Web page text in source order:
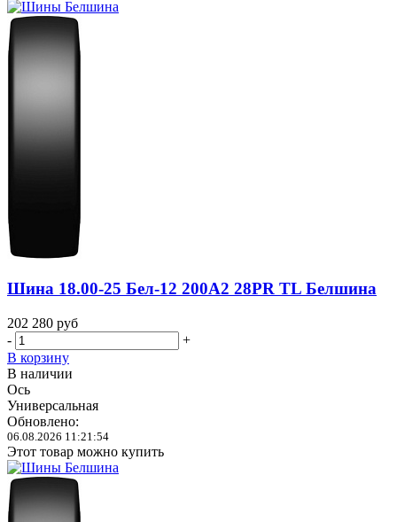
Шина 18.00-25 Бел-12 200A2 28PR TL Белшина
202 280 руб
-
+
В корзину
В наличии
Ось
Универсальная
Обновлено:
06.08.2026 11:21:54
Этот товар можно купить